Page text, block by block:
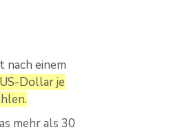
nach einem
Dollar je
mehr als 30